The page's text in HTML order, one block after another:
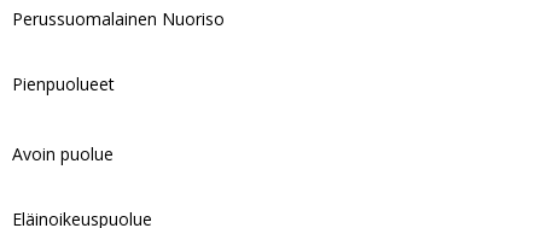
Perussuomalainen Nuoriso
Pienpuolueet
Avoin puolue
Eläinoikeuspuolue